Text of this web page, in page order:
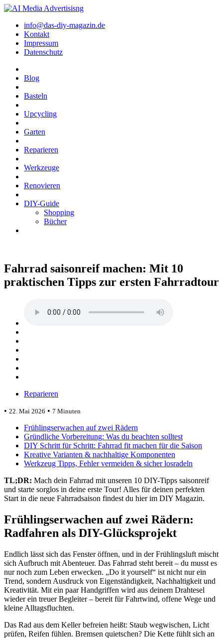
info@das-diy-magazin.de
Kontakt
Impressum
Datenschutz
Blog
Basteln
Upcycling
Garten
Reparieren
Werkzeuge
Renovieren
DIY-Guide
Shopping
Bücher
Fahrrad saisonreif machen: Mit 10
praktischen Tipps zur ersten Fahrradtour
Reparieren
• 22. Mai 2026 • 7 Minuten
Frühlingserwachen auf zwei Rädern
Gründliche Vorbereitung: Was du beachten solltest
DIY Schritt für Schritt: Fahrrad fit machen für die Saison
Kreative Varianten & nachhaltige Komponenten
Werkzeug Tipps, Fehler vermeiden & sicher losradeln
TL;DR: Mach dein Fahrrad mit unseren 10 DIY-Tipps saisonreif
und starte sorglos in deine erste Tour! Alles für deinen perfekten
Start in die neue Fahrradsaison findest du hier im DIY Magazin.
Frühlingserwachen auf zwei Rädern:
Radfahren als DIY-Glücksprojekt
Endlich lässt sich das Fenster öffnen, und in der Frühlingsluft mischt
sich Aufbruch mit Abenteuer. Das Fahrrad steht bereit – du musst es
nur noch zum Leben erwecken. „Do it yourself“ ist nicht nur ein
Trend, sondern Ausdruck von Eigenständigkeit, Nachhaltigkeit und
Kreativität. Mit ein paar Handgriffen wird aus deinem Drahtesel
wieder ein treuer Begleiter – bereit für Fahrtwind, offene Wege und
kleine Alltagsfluchten.
Das Rad aus dem Keller befreien heißt: Staub wegwischen, Licht
prüfen, Reifen fühlen. Bremsen quietschen? Die Kette fühlt sich an